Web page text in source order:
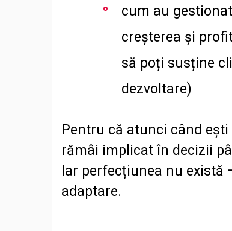
cum au
creșterea și
să poți susține
dezvoltare)
Pentru că atunci când
rămâi implicat în decizii
Iar perfecțiunea nu există
adaptare.